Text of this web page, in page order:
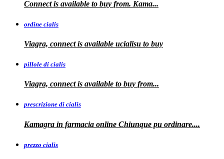
Connect is available to buy from. Kama...
ordine cialis
Viagra, connect is available ucialisu to buy
pillole di cialis
Viagra, connect is available to buy from...
prescrizione di cialis
Kamagra in farmacia online Chiunque pu ordinare....
prezzo cialis